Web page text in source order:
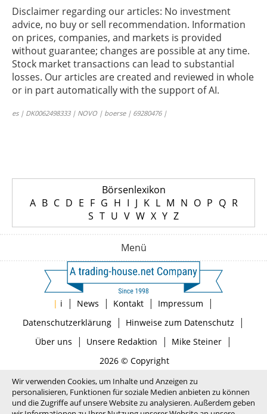
Disclaimer regarding our articles: No investment
advice, no buy or sell recommendation. Information
on prices, companies, and markets is provided
without guarantee; changes are possible at any time.
Stock market transactions can lead to substantial
losses. Our articles are created and reviewed in whole
or in part automatically with the support of AI.
es | DK0062498333 | NOVO | boerse | 69280476 |
Börsenlexikon
A B C D E F G H I J K L M N O P Q R
S T U V W X Y Z
Menü
| i | News | Kontakt | Impressum |
Datenschutzerklärung| Hinweise zum Datenschutz |
Über uns | Unsere Redaktion | Mike Steiner|
2026 © Copyright
Wir verwenden Cookies, um Inhalte und Anzeigen zu
personalisieren, Funktionen für soziale Medien anbieten zu können
und die Zugriffe auf unsere Website zu analysieren. Außerdem geben